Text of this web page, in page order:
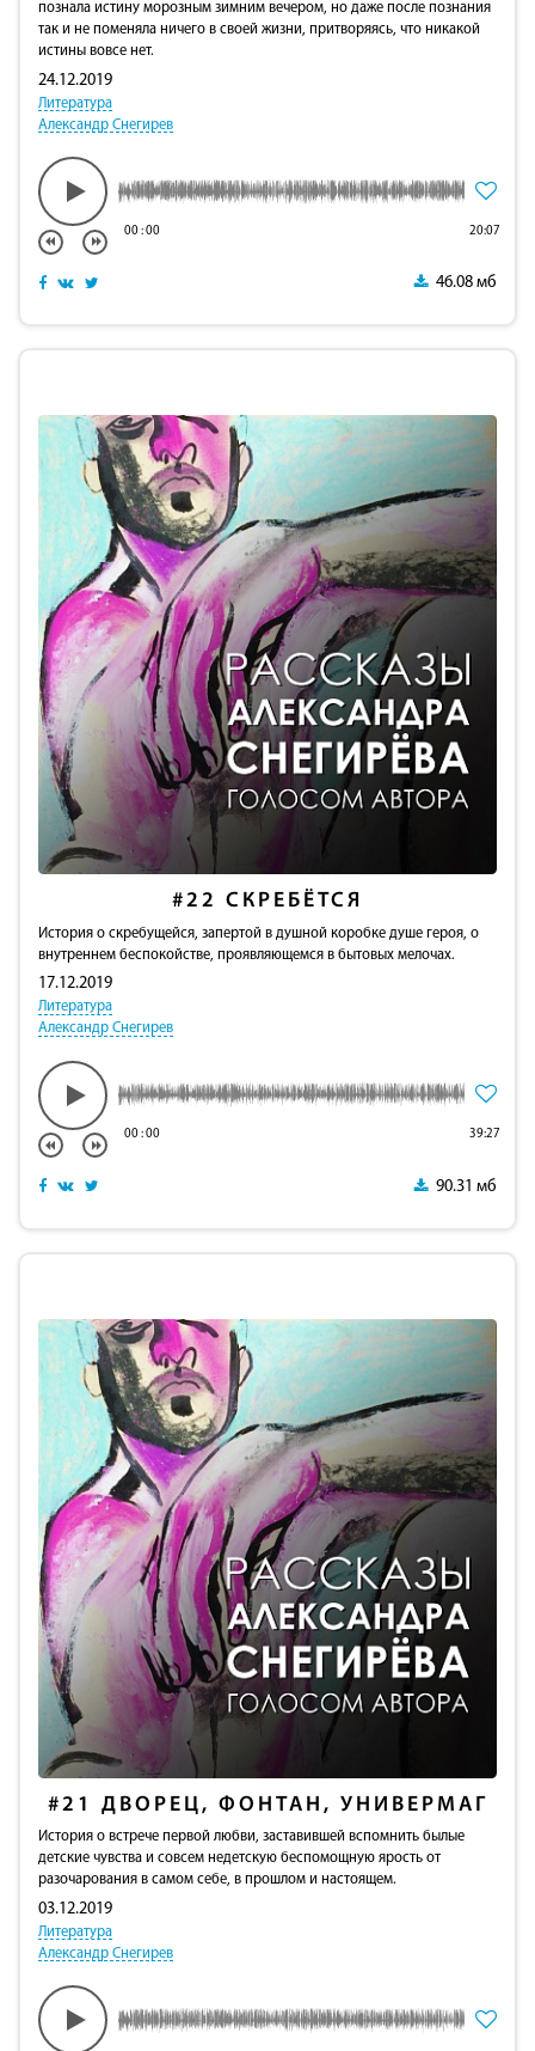
познала истину морозным зимним вечером, но даже после познания
так и не поменяла ничего в своей жизни, притворяясь, что никакой
истины вовсе нет.
24.12.2019
Литература
Александр Снегирев
00:00 20:07
46.08 мб
#22 СКРЕБЁТСЯ
История о скребущейся, запертой в душной коробке душе героя, о
внутреннем беспокойстве, проявляющемся в бытовых мелочах.
17.12.2019
Литература
Александр Снегирев
00:00 39:27
90.31 мб
#21 ДВОРЕЦ, ФОНТАН, УНИВЕРМАГ
История о встрече первой любви, заставившей вспомнить былые
детские чувства и совсем недетскую беспомощную ярость от
разочарования в самом себе, в прошлом и настоящем.
03.12.2019
Литература
Александр Снегирев